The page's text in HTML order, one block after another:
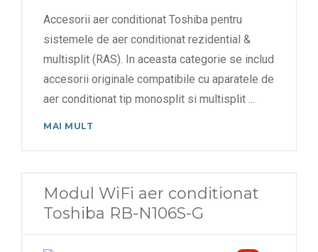
Accesorii aer conditionat Toshiba pentru
sistemele de aer conditionat rezidential &
multisplit (RAS). In aceasta categorie se includ
accesorii originale compatibile cu aparatele de
aer conditionat tip monosplit si multisplit
MAI MULT
Modul WiFi aer conditionat
Toshiba RB-N106S-G